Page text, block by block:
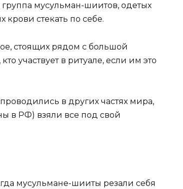
мусульман-шиитов, одетых
стекать по себе.
стоящих рядом с большой
участвует в ритуале, если им это
в других частях мира,
в РФ) взяли все под свой
мусульмане-шииты резали себя